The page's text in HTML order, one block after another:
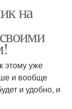
на
этому уже
и вообще
и удобно, и